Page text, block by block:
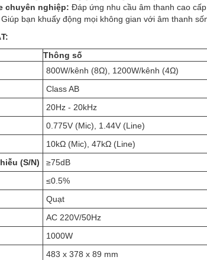
chuyên nghiệp: Đáp ứng nhu cầu âm thanh cao
Giúp bạn khuấy động mọi không gian với âm thanh
Thông số
800W/kênh (8Ω), 1200W/kênh (4Ω)
Class AB
20Hz - 20kHz
0.775V (Mic), 1.44V (Line)
10kΩ (Mic), 47kΩ (Line)
(S/N)
≥75dB
≤0.5%
Quạt
AC 220V/50Hz
1000W
483 x 378 x 89 mm